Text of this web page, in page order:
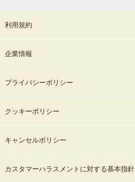
利用規約
企業情報
プライバシーポリシー
クッキーポリシー
キャンセルポリシー
カスタマーハラスメントに対する基本指針